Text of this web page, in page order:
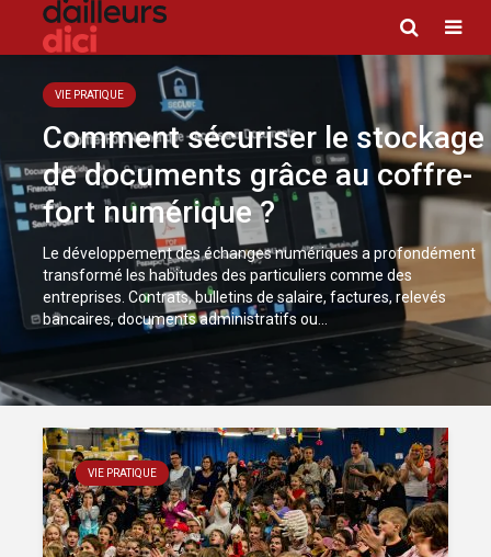
VIE PRATIQUE
Comment sécuriser le stockage
de documents grâce au coffre-
fort numérique ?
Le développement des échanges numériques a profondément
transformé les habitudes des particuliers comme des
entreprises. Contrats, bulletins de salaire, factures, relevés
bancaires, documents administratifs ou...
VIE PRATIQUE